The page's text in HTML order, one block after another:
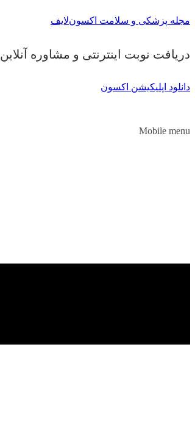
مجله پزشکی و سلامت اکسون‌لایف
دریافت نوبت اینترنتی و مشاوره آنلاین
دانلود اپلیکیشن اکسون
Mobile menu